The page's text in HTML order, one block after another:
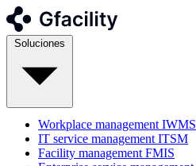
Workplace management IWMS
IT service management ITSM
Facility management FMIS